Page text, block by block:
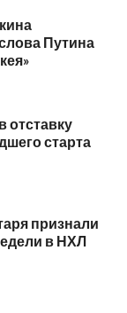
Путина
отставку
старта
признали
в НХЛ